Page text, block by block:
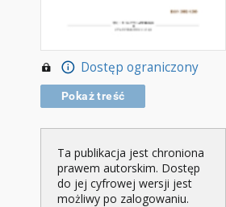
Dostęp ograniczony
Pokaż treść
Ta publikacja jest chroniona
prawem autorskim. Dostęp
do jej cyfrowej wersji jest
możliwy po zalogowaniu.